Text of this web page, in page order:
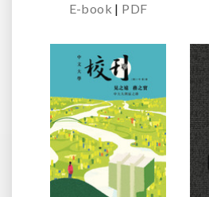
E-book | PDF